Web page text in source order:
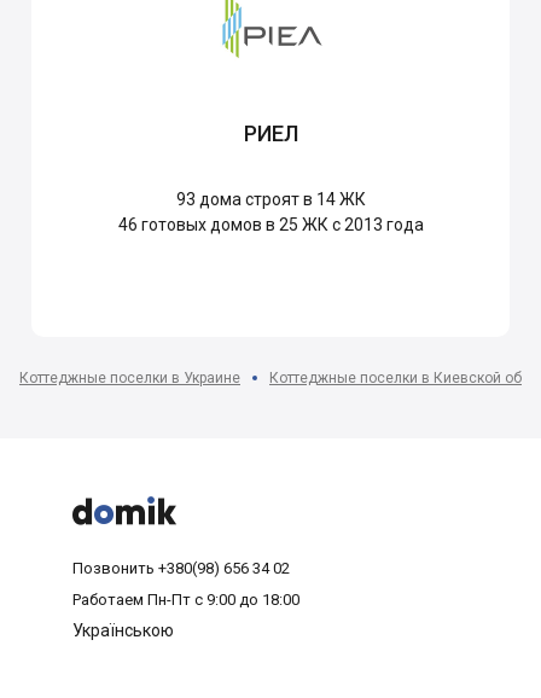
РИЕЛ
93 дома строят в 14 ЖК
46 готовых домов в 25 ЖК с 2013 года
Коттеджные поселки в Украине Коттеджные поселки в Киевской



Позвонить +380(98) 656 34 02
Работаем Пн-Пт с 9:00 до 18:00
Українською